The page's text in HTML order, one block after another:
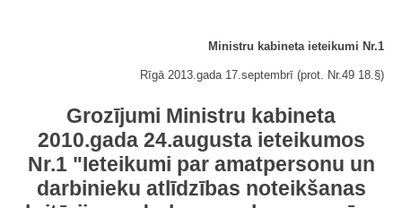
Ministru kabineta ieteikumi Nr.1
Rīgā 2013.gada 17.septembrī (prot. Nr.49 18.§)
Grozījumi Ministru kabineta
2010.gada 24.augusta ieteikumos
Nr.1 "Ieteikumi par amatpersonu un
darbinieku atlīdzības noteikšanas